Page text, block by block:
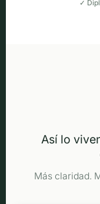
✓
Así lo
Más claridad.